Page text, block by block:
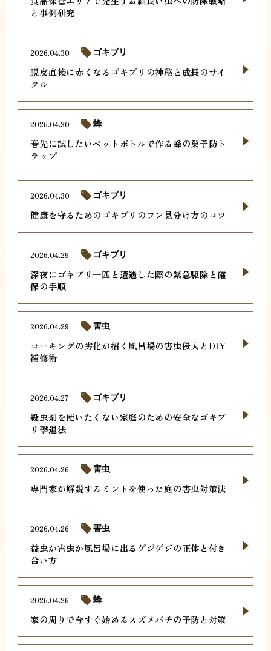
と事例研究
脱皮直後に赤くなるゴキブリの神秘と成長のサイ
クル
2026.04.30 ゴキブリ
春先に試したいペットボトルで作る蜂の巣予防ト
ラップ
2026.04.30 蜂
健康を守るためのゴキブリのフン見分け方のコツ
2026.04.30 ゴキブリ
深夜にゴキブリ一匹と遭遇した際の緊急駆除と確
保の手順
2026.04.29 ゴキブリ
コーキングの劣化が招く風呂場の害虫侵入とDIY
補修術
2026.04.29 害虫
殺虫剤を使いたくない家庭のための安全なゴキブ
リ撃退法
2026.04.27 ゴキブリ
専門家が解説するミントを使った庭の害虫対策法
2026.04.26 害虫
益虫か害虫か風呂場に出るゲジゲジの正体と付き
合い方
2026.04.26 害虫
家の周りで今すぐ始めるスズメバチの予防と対策
2026.04.26 蜂